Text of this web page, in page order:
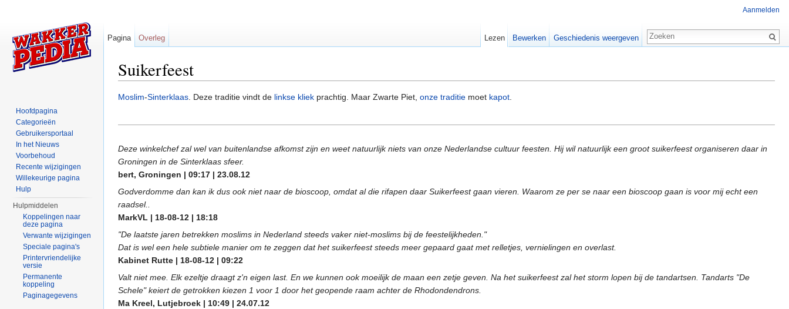
Suikerfeest
Moslim-Sinterklaas. Deze traditie vindt de linkse kliek prachtig. Maar Zwarte Piet, onze traditie moet kapot.
Deze winkelchef zal wel van buitenlandse afkomst zijn en weet natuurlijk niets van onze Nederlandse cultuur feesten. Hij wil natuurlijk een groot suikerfeest organiseren daar in
Groningen in de Sinterklaas sfeer.
bert, Groningen | 09:17 | 23.08.12
Godverdomme dan kan ik dus ook niet naar de bioscoop, omdat al die rifapen daar Suikerfeest gaan vieren. Waarom ze per se naar een bioscoop gaan is voor mij echt een
raadsel..
MarkVL | 18-08-12 | 18:18
"De laatste jaren betrekken moslims in Nederland steeds vaker niet-moslims bij de feestelijkheden."
Dat is wel een hele subtiele manier om te zeggen dat het suikerfeest steeds meer gepaard gaat met relletjes, vernielingen en overlast.
Kabinet Rutte | 18-08-12 | 09:22
Valt niet mee. Elk ezeltje draagt z'n eigen last. En we kunnen ook moeilijk de maan een zetje geven. Na het suikerfeest zal het storm lopen bij de tandartsen. Tandarts "De
Schele" keiert de getrokken kiezen 1 voor 1 door het geopende raam achter de Rhodondendrons.
Ma Kreel, Lutjebroek | 10:49 | 24.07.12
Aanmelden
Pagina Overleg Lezen Bewerken Geschiedenis weergeven
Hoofdpagina
Categorieën
Gebruikersportaal
In het Nieuws
Voorbehoud
Recente wijzigingen
Willekeurige pagina
Hulp
Hulpmiddelen
Koppelingen naar
deze pagina
Verwante wijzigingen
Speciale pagina's
Printervriendelijke
versie
Permanente
koppeling
Paginagegevens